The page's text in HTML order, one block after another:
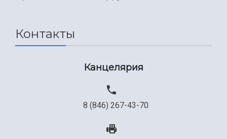
Официальные документы
Контакты
Канцелярия
8 (846) 267-43-70